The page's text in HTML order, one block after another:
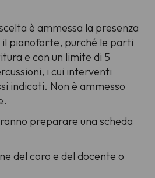
è ammessa la presenza
pianoforte, purché le parti
e con un limite di 5
i cui interventi
indicati. Non è ammesso
preparare una scheda
del coro e del docente o